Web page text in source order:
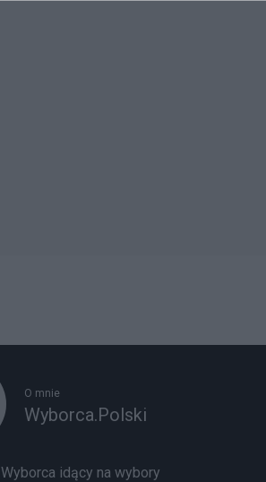
O mnie
Wyborca.Polski
Wyborca idący na wybory